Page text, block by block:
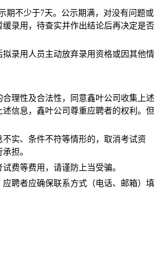
期不少于7天。公示期满，对没有问题或
录用，待查实并作出结论后再决定是否
录用人员主动放弃录用资格或因其他情
理性及合法性，同意鑫叶公司收集上述
信息，鑫叶公司尊重应聘者的权利。但
实、条件不符等情形的，取消考试资
担。
费等费用，请谨防上当受骗。
聘者应确保联系方式（电话、邮箱）填